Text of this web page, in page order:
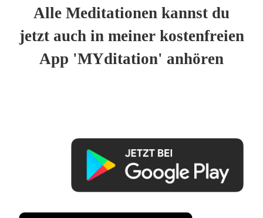
Alle Meditationen kannst du
jetzt auch in meiner kostenfreien
App 'MYditation' anhören